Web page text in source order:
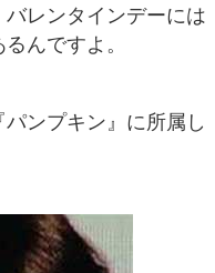
レンタインデーには
んですよ。
ンプキン』に所属し